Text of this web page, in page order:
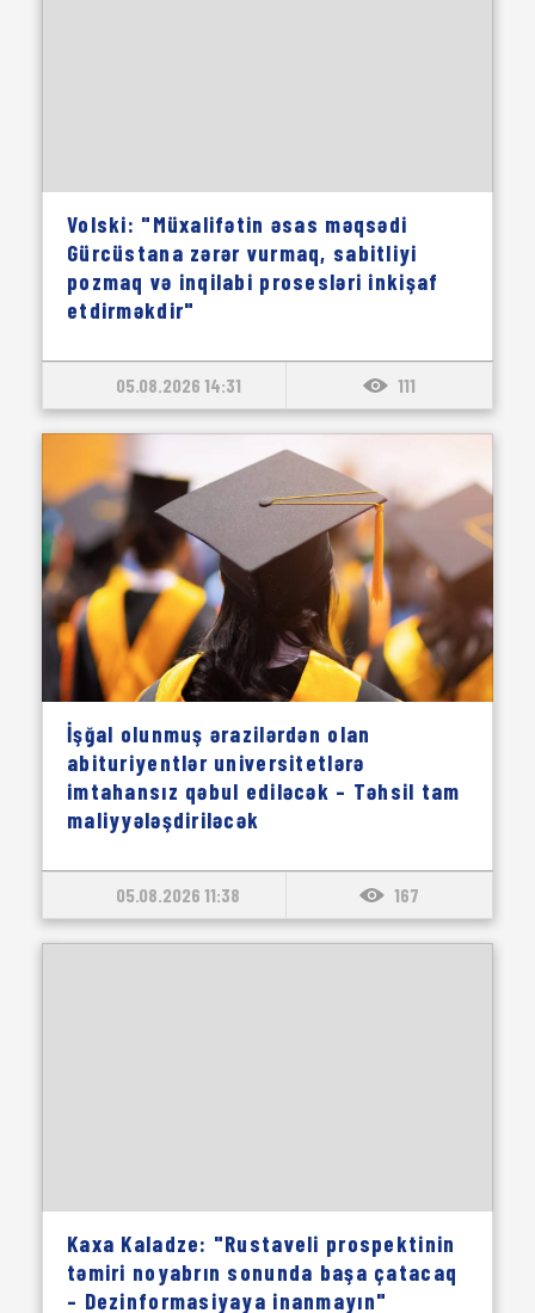
Volski: "Müxalifətin əsas məqsədi
Gürcüstana zərər vurmaq, sabitliyi
pozmaq və inqilabi prosesləri inkişaf
etdirməkdir"
05.08.2026 14:31 111
İşğal olunmuş ərazilərdən olan
abituriyentlər universitetlərə
imtahansız qəbul ediləcək – Təhsil tam
maliyyələşdiriləcək
05.08.2026 11:38 167
Kaxa Kaladze: "Rustaveli prospektinin
təmiri noyabrın sonunda başa çatacaq
– Dezinformasiyaya inanmayın"